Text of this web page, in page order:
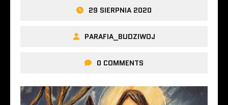
29 SIERPNIA 2020
PARAFIA_BUDZIWOJ
0 COMMENTS